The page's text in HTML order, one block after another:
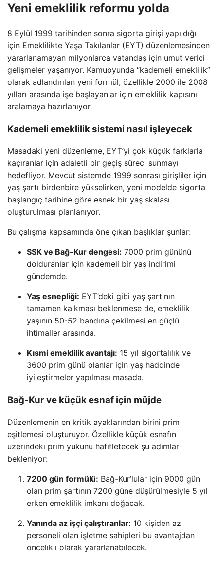
Yeni emeklilik reformu yolda
8 Eylül 1999 tarihinden sonra sigorta girişi yapıldığı
için Emeklilikte Yaşa Takılanlar (EYT) düzenlemesinden
yararlanamayan milyonlarca vatandaş için umut verici
gelişmeler yaşanıyor. Kamuoyunda “kademeli emeklilik”
olarak adlandırılan yeni formül, özellikle 2000 ile 2008
yılları arasında işe başlayanlar için emeklilik kapısını
aralamaya hazırlanıyor.
Kademeli emeklilik sistemi nasıl işleyecek
Masadaki yeni düzenleme, EYT’yi çok küçük farklarla
kaçıranlar için adaletli bir geçiş süreci sunmayı
hedefliyor. Mevcut sistemde 1999 sonrası girişliler için
yaş şartı birdenbire yükselirken, yeni modelde sigorta
başlangıç tarihine göre esnek bir yaş skalası
oluşturulması planlanıyor.
Bu çalışma kapsamında öne çıkan başlıklar şunlar:
SSK ve Bağ-Kur dengesi: 7000 prim gününü
dolduranlar için kademeli bir yaş indirimi
gündemde.
Yaş esnepliği: EYT’deki gibi yaş şartının
tamamen kalkması beklenmese de, emeklilik
yaşının 50-52 bandına çekilmesi en güçlü
ihtimaller arasında.
Kısmi emeklilik avantajı: 15 yıl sigortalılık ve
3600 prim günü olanlar için yaş haddinde
iyileştirmeler yapılması masada.
Bağ-Kur ve küçük esnaf için müjde
Düzenlemenin en kritik ayaklarından birini prim
eşitlemesi oluşturuyor. Özellikle küçük esnafın
üzerindeki prim yükünü hafifletecek şu adımlar
bekleniyor:
7200 gün formülü: Bağ-Kur’lular için 9000 gün
olan prim şartının 7200 güne düşürülmesiyle 5 yıl
erken emeklilik imkanı doğacak.
Yanında az işçi çalıştıranlar: 10 kişiden az
personeli olan işletme sahipleri bu avantajdan
öncelikli olarak yararlanabilecek.